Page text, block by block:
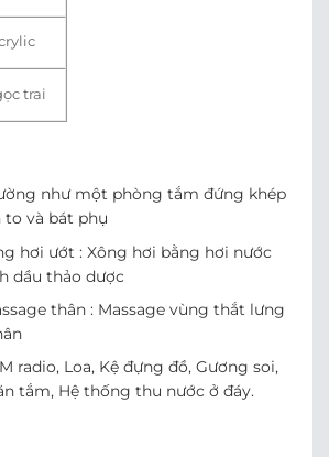
trai
như một phòng tắm đứng khép
và bát phụ
hơi ướt : Xông hơi bằng hơi nước
dầu thảo dược
thân : Massage vùng thắt lưng
radio, Loa, Kệ đựng đồ, Gương soi,
tắm, Hệ thống thu nước ở đáy.